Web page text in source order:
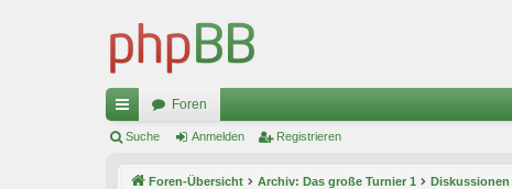
ch
Foren
Suche Anmelden Registrieren
Foren-Übersicht Archiv: Das große Turnier 1 Diskussionen